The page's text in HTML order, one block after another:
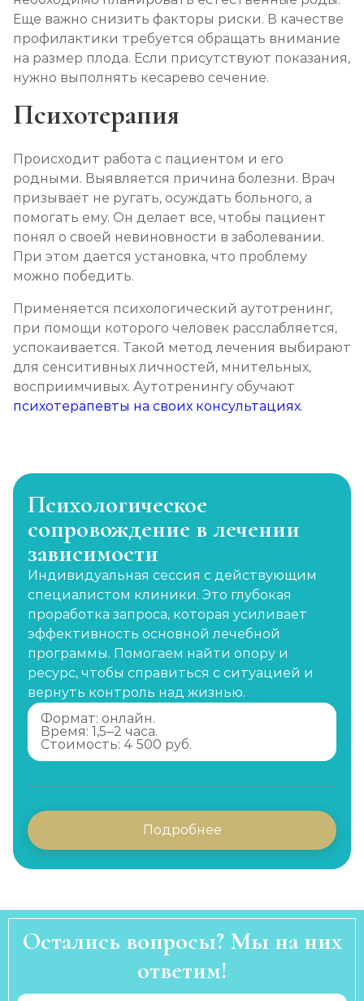
Еще важно снизить факторы риски. В качестве
профилактики требуется обращать внимание
на размер плода. Если присутствуют показания,
нужно выполнять кесарево сечение.
Психотерапия
Происходит работа с пациентом и его
родными. Выявляется причина болезни. Врач
призывает не ругать, осуждать больного, а
помогать ему. Он делает все, чтобы пациент
понял о своей невиновности в заболевании.
При этом дается установка, что проблему
можно победить.
Применяется психологический аутотренинг,
при помощи которого человек расслабляется,
успокаивается. Такой метод лечения выбирают
для сенситивных личностей, мнительных,
восприимчивых. Аутотренингу обучают
психотерапевты на своих консультациях.
Психологическое
сопровождение в лечении
зависимости
Индивидуальная сессия с действующим
специалистом клиники. Это глубокая
проработка запроса, которая усиливает
эффективность основной лечебной
программы. Помогаем найти опору и
ресурс, чтобы справиться с ситуацией и
вернуть контроль над жизнью.
Формат: онлайн.
Время: 1,5–2 часа.
Стоимость: 4 500 руб.
Подробнее
Остались вопросы? Мы на них
ответим!